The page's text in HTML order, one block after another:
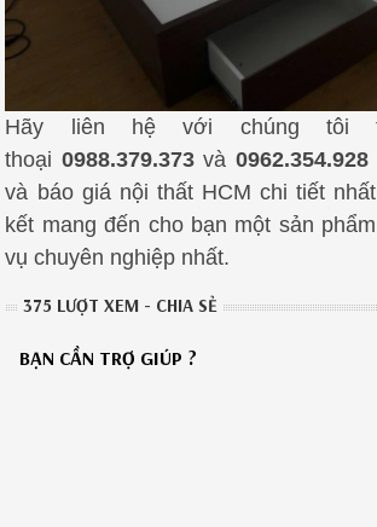
Hãy liên hệ với chúng tôi
thoại 0988.379.373và 0962.354.928
và báo giá nội thất HCM chi tiết
kết mang đến cho bạn một sản
vụ chuyên nghiệp nhất.
375 LƯỢT XEM - CHIA SẺ
BẠN CẦN TRỢ GIÚP ?